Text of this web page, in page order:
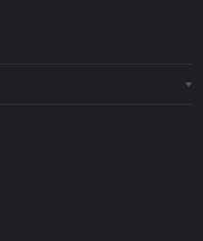
CD Key?
CD Key?